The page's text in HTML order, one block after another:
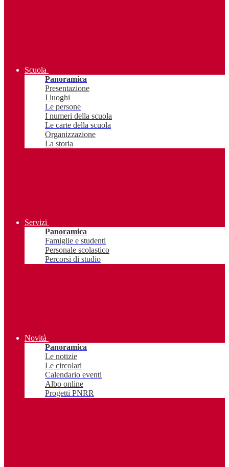
Scuola
Panoramica
Presentazione
I luoghi
Le persone
I numeri della scuola
Le carte della scuola
Organizzazione
La storia
Servizi
Panoramica
Famiglie e studenti
Personale scolastico
Percorsi di studio
Novità
Panoramica
Le notizie
Le circolari
Calendario eventi
Albo online
Progetti PNRR